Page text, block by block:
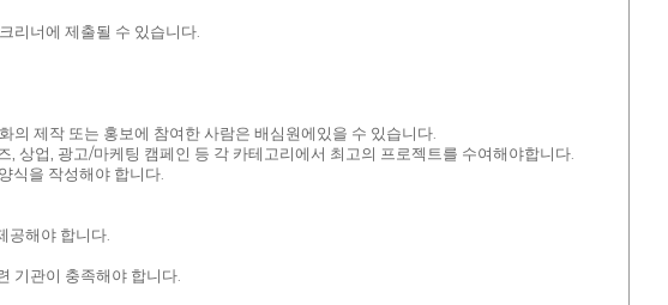
리너에 제출될 수 있습니다.
제작 또는 홍보에 참여한 사람은 배심원에있을 수 있습니다.
상업, 광고/마케팅 캠페인 등 각 카테고리에서 최고의 프로젝트를 수여해야합니다.
식을 작성해야 합니다.
공해야 합니다.
기관이 충족해야 합니다.